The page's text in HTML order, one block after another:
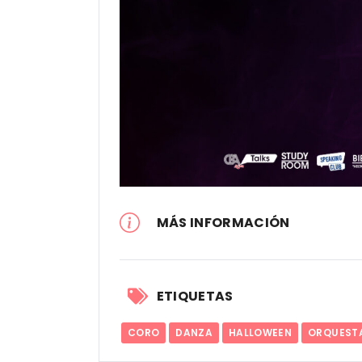
MÁS INFORMACIÓN
ETIQUETAS
CORO DANZA HALLOWEEN